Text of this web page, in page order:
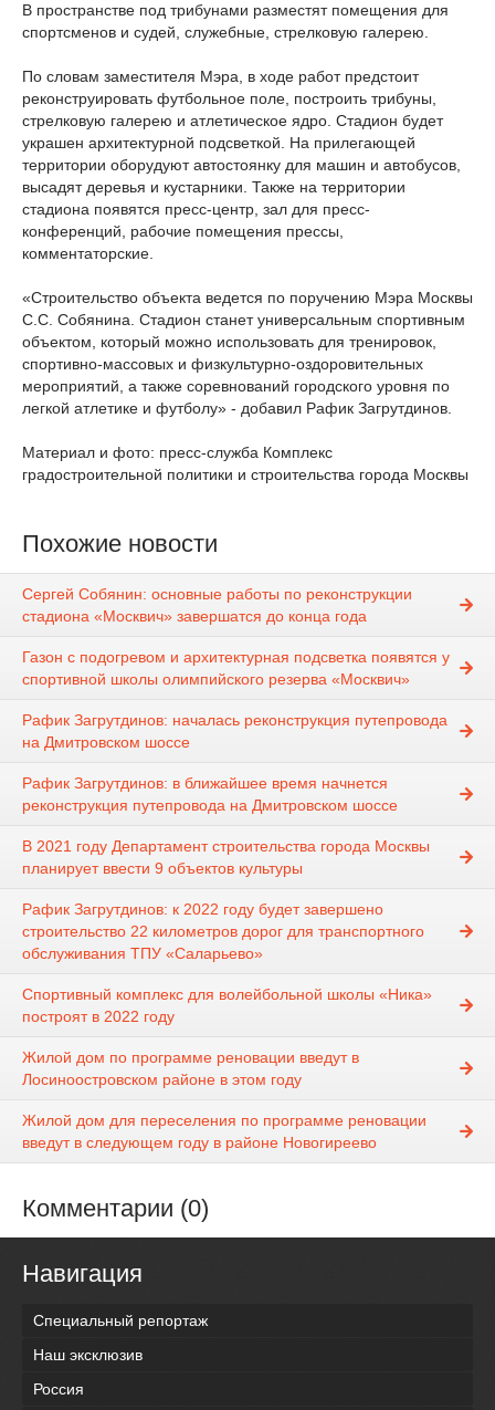
В пространстве под трибунами разместят помещения для
спортсменов и судей, служебные, стрелковую галерею.
По словам заместителя Мэра, в ходе работ предстоит
реконструировать футбольное поле, построить трибуны,
стрелковую галерею и атлетическое ядро. Стадион будет
украшен архитектурной подсветкой. На прилегающей
территории оборудуют автостоянку для машин и автобусов,
высадят деревья и кустарники. Также на территории
стадиона появятся пресс-центр, зал для пресс-
конференций, рабочие помещения прессы,
комментаторские.
«Строительство объекта ведется по поручению Мэра Москвы
С.С. Собянина. Стадион станет универсальным спортивным
объектом, который можно использовать для тренировок,
спортивно-массовых и физкультурно-оздоровительных
мероприятий, а также соревнований городского уровня по
легкой атлетике и футболу» - добавил Рафик Загрутдинов.
Материал и фото: пресс-служба Комплекс
градостроительной политики и строительства города Москвы
Похожие новости
Сергей Собянин: основные работы по реконструкции
стадиона «Москвич» завершатся до конца года
Газон с подогревом и архитектурная подсветка появятся у
спортивной школы олимпийского резерва «Москвич»
Рафик Загрутдинов: началась реконструкция путепровода
на Дмитровском шоссе
Рафик Загрутдинов: в ближайшее время начнется
реконструкция путепровода на Дмитровском шоссе
В 2021 году Департамент строительства города Москвы
планирует ввести 9 объектов культуры
Рафик Загрутдинов: к 2022 году будет завершено
строительство 22 километров дорог для транспортного
обслуживания ТПУ «Саларьево»
Спортивный комплекс для волейбольной школы «Ника»
построят в 2022 году
Жилой дом по программе реновации введут в
Лосиноостровском районе в этом году
Жилой дом для переселения по программе реновации
введут в следующем году в районе Новогиреево
Комментарии (0)
Навигация
Специальный репортаж
Наш эксклюзив
Россия